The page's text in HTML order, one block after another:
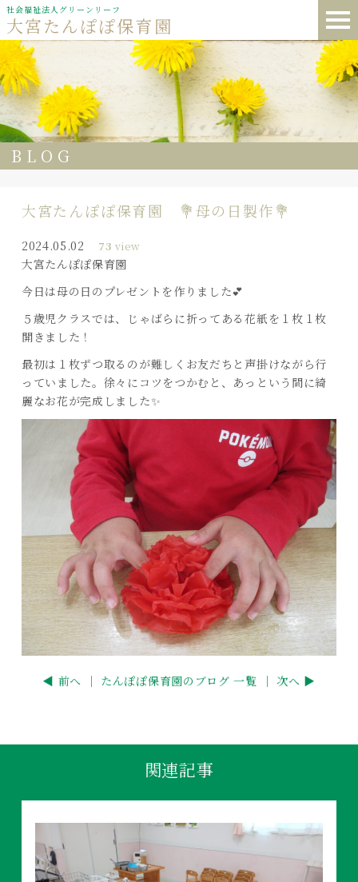
社会福祉法人グリーンリーフ
大宮たんぽぽ保育園
BLOG
大宮たんぽぽ保育園 💐母の日製作💐
2024.05.02 73 view
大宮たんぽぽ保育園
今日は母の日のプレゼントを作りました💕
５歳児クラスでは、じゃばらに折ってある花紙を１枚１枚
開きました！
最初は１枚ずつ取るのが難しくお友だちと声掛けながら行
っていました。徐々にコツをつかむと、あっという間に綺
麗なお花が完成しました✨
◀ 前へ ｜ たんぽぽ保育園のブログ 一覧 ｜ 次へ ▶
関連記事